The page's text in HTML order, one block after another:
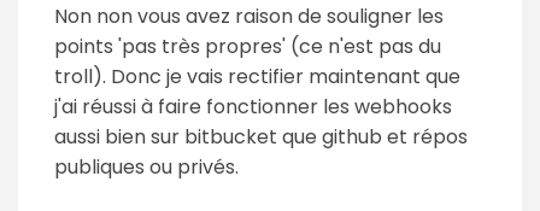
Non non vous avez raison de souligner les
points 'pas très propres' (ce n'est pas du
troll). Donc je vais rectifier maintenant que
j'ai réussi à faire fonctionner les webhooks
aussi bien sur bitbucket que github et répos
publiques ou privés.